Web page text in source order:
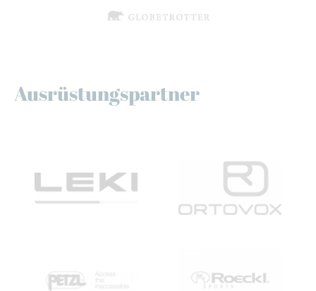
Ausrüstungspartner